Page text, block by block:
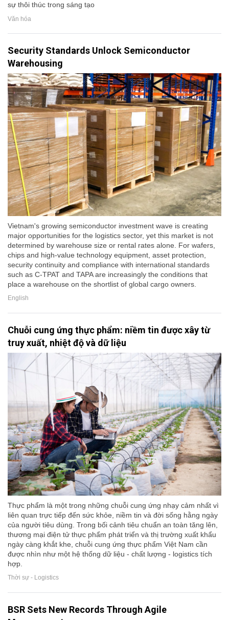
sự thôi thúc trong sáng tạo
Văn hóa
Security Standards Unlock Semiconductor
Warehousing
Vietnam's growing semiconductor investment wave is creating
major opportunities for the logistics sector, yet this market is not
determined by warehouse size or rental rates alone. For wafers,
chips and high-value technology equipment, asset protection,
security continuity and compliance with international standards
such as C-TPAT and TAPA are increasingly the conditions that
place a warehouse on the shortlist of global cargo owners.
English
Chuỗi cung ứng thực phẩm: niềm tin được xây từ
truy xuất, nhiệt độ và dữ liệu
Thực phẩm là một trong những chuỗi cung ứng nhạy cảm nhất vì
liên quan trực tiếp đến sức khỏe, niềm tin và đời sống hằng ngày
của người tiêu dùng. Trong bối cảnh tiêu chuẩn an toàn tăng lên,
thương mại điện tử thực phẩm phát triển và thị trường xuất khẩu
ngày càng khắt khe, chuỗi cung ứng thực phẩm Việt Nam cần
được nhìn như một hệ thống dữ liệu - chất lượng - logistics tích
hợp.
Thời sự - Logistics
BSR Sets New Records Through Agile